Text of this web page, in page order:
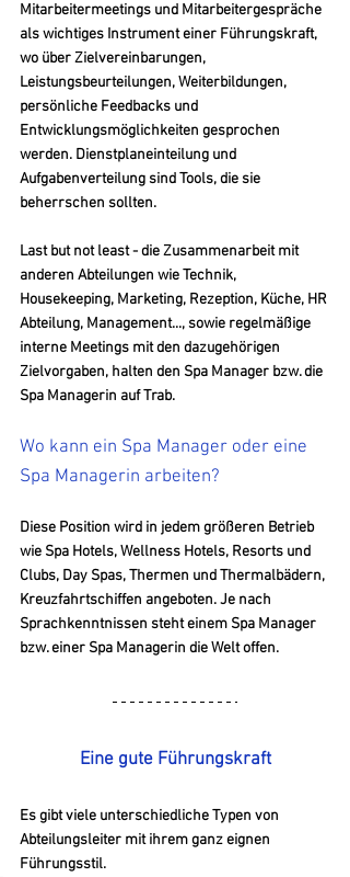
Mitarbeitermeetings und Mitarbeitergespräche
als wichtiges Instrument einer Führungskraft,
wo über Zielvereinbarungen,
Leistungsbeurteilungen, Weiterbildungen,
persönliche Feedbacks und
Entwicklungsmöglichkeiten gesprochen
werden. Dienstplaneinteilung und
Aufgabenverteilung sind Tools, die sie
beherrschen sollten.
Last but not least - die Zusammenarbeit mit
anderen Abteilungen wie Technik,
Housekeeping, Marketing, Rezeption, Küche, HR
Abteilung, Management..., sowie regelmäßige
interne Meetings mit den dazugehörigen
Zielvorgaben, halten den Spa Manager bzw. die
Spa Managerin auf Trab.
Wo kann ein Spa Manager oder eine
Spa Managerin arbeiten?
Diese Position wird in jedem größeren Betrieb
wie Spa Hotels, Wellness Hotels, Resorts und
Clubs, Day Spas, Thermen und Thermalbädern,
Kreuzfahrtschiffen angeboten. Je nach
Sprachkenntnissen steht einem Spa Manager
bzw. einer Spa Managerin die Welt offen.
Eine gute Führungskraft
Es gibt viele unterschiedliche Typen von
Abteilungsleiter mit ihrem ganz eignen
Führungsstil.